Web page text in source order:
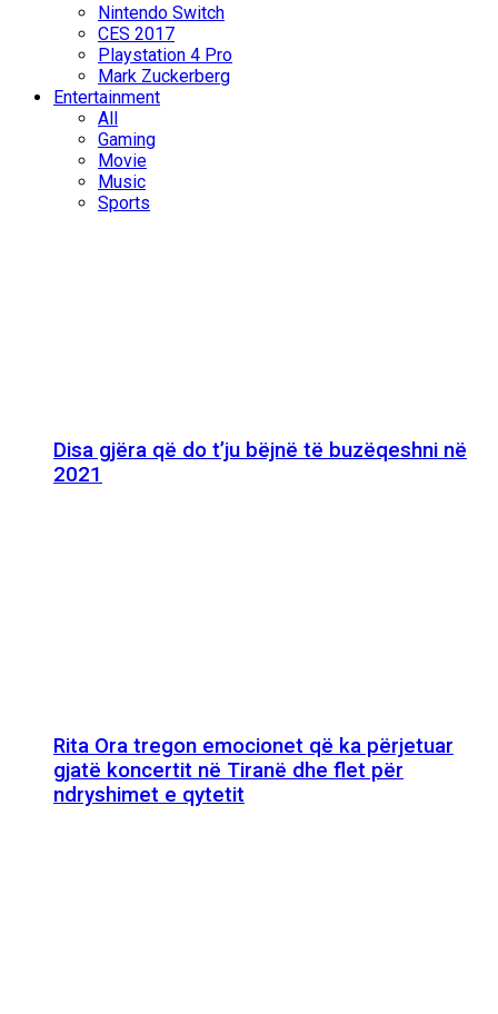
Nintendo Switch
CES 2017
Playstation 4 Pro
Mark Zuckerberg
Entertainment
All
Gaming
Movie
Music
Sports
Disa gjëra që do t’ju bëjnë të buzëqeshni në
2021
Rita Ora tregon emocionet që ka përjetuar
gjatë koncertit në Tiranë dhe flet për
ndryshimet e qytetit